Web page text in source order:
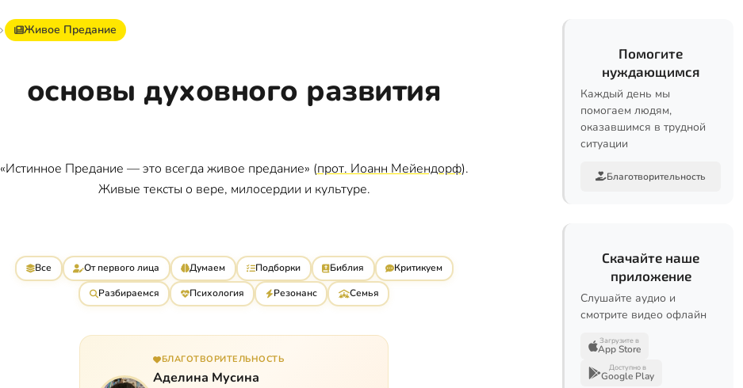
Живое Предание
основы духовного развития
«Истинное Предание — это всегда живое предание» (прот. Иоанн Мейендорф).
Живые тексты о вере, милосердии и культуре.
Все От первого лица Думаем Подборки Библия
Критикуем
Разбираемся
Психология Резонанс Семья
БЛАГОТВОРИТЕЛЬНОСТЬ
Аделина Мусина
Помогите
нуждающимся
Каждый день мы
помогаем людям,
оказавшимся в трудной
ситуации
Благотворительность
Скачайте наше
приложение
Слушайте аудио и
смотрите видео офлайн
Загрузите в
App Store
Доступно в
Google Play